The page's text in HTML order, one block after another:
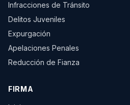
Infracciones de Tránsito
Delitos Juveniles
Expurgación
Apelaciones Penales
Reducción de Fianza
FIRMA